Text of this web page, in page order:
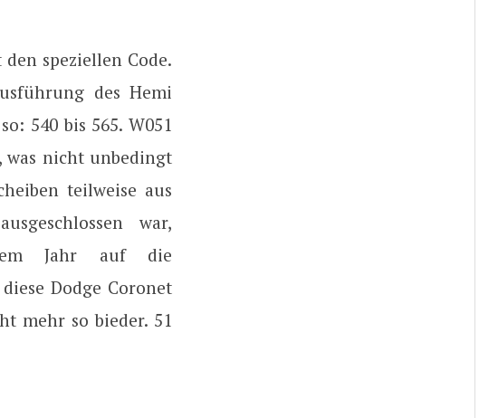
speziellen Code.
des Hemi
540 bis 565. W051
was nicht unbedingt
teilweise aus
war,
Jahr auf die
Dodge Coronet
mehr so bieder. 51